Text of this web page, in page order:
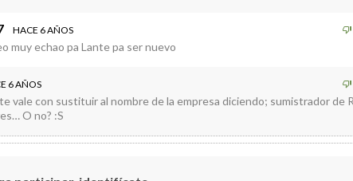
HACE 6 AÑOS
muy echao pa Lante pa ser nuevo
6 AÑOS
vale con sustituir al nombre de la empresa diciendo; sumistrador de
O no? :S